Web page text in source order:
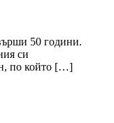
50 години.
си
по който […]